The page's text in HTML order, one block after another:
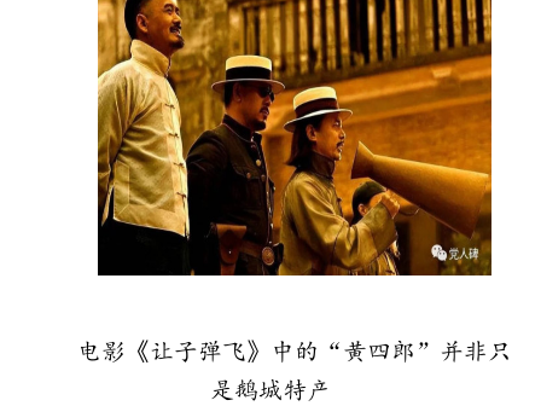
电影《让子弹飞》中的“黄四郎”并非只
是鹅城特产